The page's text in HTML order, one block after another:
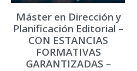
Máster en Dirección y
Planificación Editorial –
CON ESTANCIAS
FORMATIVAS
GARANTIZADAS –